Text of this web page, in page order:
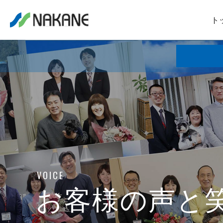
VOICE
お客様の声と